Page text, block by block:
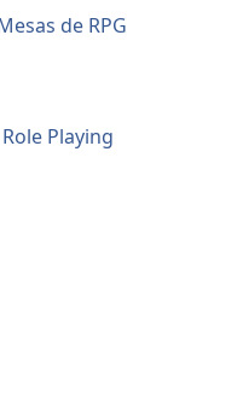
de RPG
Playing